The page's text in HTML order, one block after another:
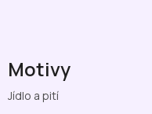
Motivy
Jídlo a pití